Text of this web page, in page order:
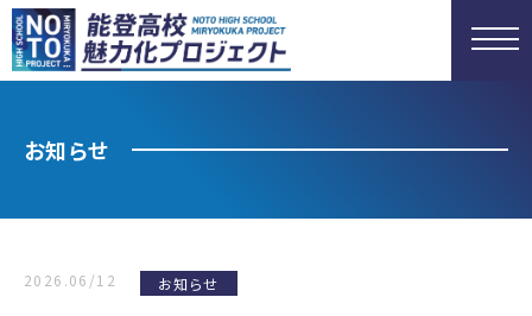
お知らせ
2026.06/12 お知らせ